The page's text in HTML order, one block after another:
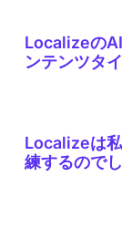
近なものにする
に提供していま
トから継続的に
適応・改善し、
Localizeの
ンテンツタ
なコンテンツを
Localizeは
練するので